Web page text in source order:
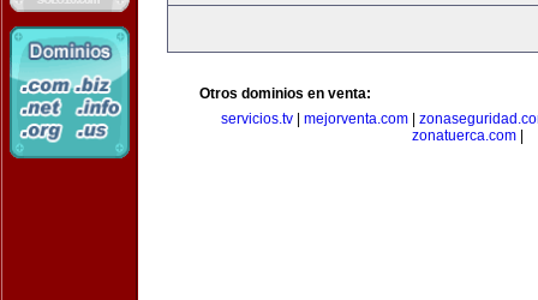
Otros dominios en venta:
servicios.tv| mejorventa.com|
zonatuerca.com|